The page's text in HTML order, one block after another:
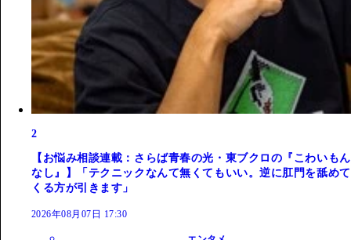
2
【お悩み相談連載：さらば青春の光・東ブクロの『こわいもん
なし』】「テクニックなんて無くてもいい。逆に肛門を舐めて
くる方が引きます」
2026年08月07日 17:30